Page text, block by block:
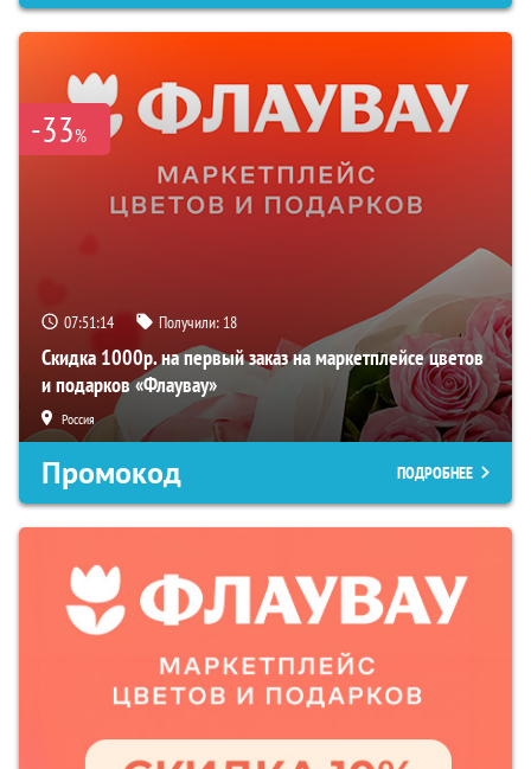
-33%
07:51:13 Получили: 18
Скидка 1000р. на первый заказ на маркетплейсе цветов
и подарков «Флаувау»
Россия
Промокод ПОДРОБНЕЕ